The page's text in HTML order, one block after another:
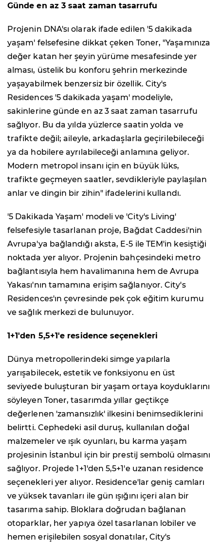
Günde en az 3 saat zaman tasarrufu
Projenin DNA'sı olarak ifade edilen '5 dakikada
yaşam' felsefesine dikkat çeken Toner, "Yaşamınıza
değer katan her şeyin yürüme mesafesinde yer
alması, üstelik bu konforu şehrin merkezinde
yaşayabilmek benzersiz bir özellik. City's
Residences '5 dakikada yaşam' modeliyle,
sakinlerine günde en az 3 saat zaman tasarrufu
sağlıyor. Bu da yılda yüzlerce saatin yolda ve
trafikte değil; aileyle, arkadaşlarla geçirilebileceği
ya da hobilere ayrılabileceği anlamına geliyor.
Modern metropol insanı için en büyük lüks,
trafikte geçmeyen saatler, sevdikleriyle paylaşılan
anlar ve dingin bir zihin" ifadelerini kullandı.
'5 Dakikada Yaşam' modeli ve 'City's Living'
felsefesiyle tasarlanan proje, Bağdat Caddesi'nin
Avrupa'ya bağlandığı aksta, E-5 ile TEM'in kesiştiği
noktada yer alıyor. Projenin bahçesindeki metro
bağlantısıyla hem havalimanına hem de Avrupa
Yakası'nın tamamına erişim sağlanıyor. City's
Residences'ın çevresinde pek çok eğitim kurumu
ve sağlık merkezi de bulunuyor.
1+1'den 5,5+1'e residence seçenekleri
Dünya metropollerindeki simge yapılarla
yarışabilecek, estetik ve fonksiyonu en üst
seviyede buluşturan bir yaşam ortaya koyduklarını
söyleyen Toner, tasarımda yıllar geçtikçe
değerlenen 'zamansızlık' ilkesini benimsediklerini
belirtti. Cephedeki asil duruş, kullanılan doğal
malzemeler ve ışık oyunları, bu karma yaşam
projesinin İstanbul için bir prestij sembolü olmasını
sağlıyor. Projede 1+1'den 5,5+1'e uzanan residence
seçenekleri yer alıyor. Residence'lar geniş camları
ve yüksek tavanları ile gün ışığını içeri alan bir
tasarıma sahip. Bloklara doğrudan bağlanan
otoparklar, her yapıya özel tasarlanan lobiler ve
hemen erişilebilen sosyal donatılar, City's